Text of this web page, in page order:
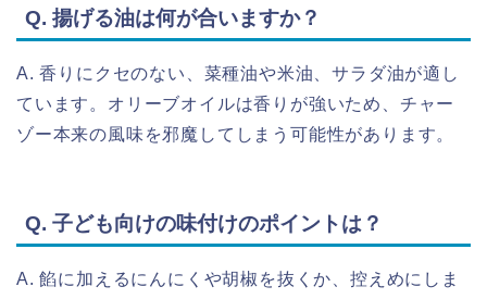
Q. 揚げる油は何が合いますか？
A. 香りにクセのない、菜種油や米油、サラダ油が適し
ています。オリーブオイルは香りが強いため、チャー
ゾー本来の風味を邪魔してしまう可能性があります。
Q. 子ども向けの味付けのポイントは？
A. 餡に加えるにんにくや胡椒を抜くか、控えめにしま